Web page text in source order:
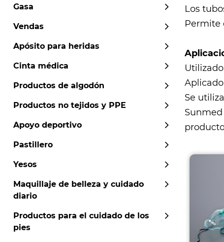
Gasa
Vendas
Apósito para heridas
Cinta médica
Productos de algodón
Productos no tejidos y PPE
Apoyo deportivo
Pastillero
Yesos
Maquillaje de belleza y cuidado
diario
Productos para el cuidado de los
pies
Los
Permite
Se
Sunmed